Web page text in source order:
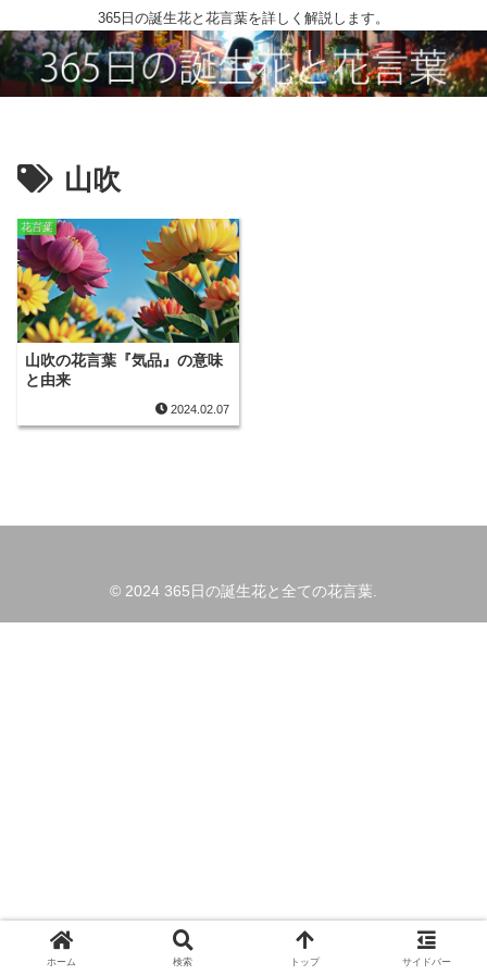
365日の誕生花と花言葉を詳しく解説します。
山吹
花言葉
山吹の花言葉『気品』の意味
と由来
2024.02.07
© 2024 365日の誕生花と全ての花言葉.
ホーム 検索 トップ サイドバー